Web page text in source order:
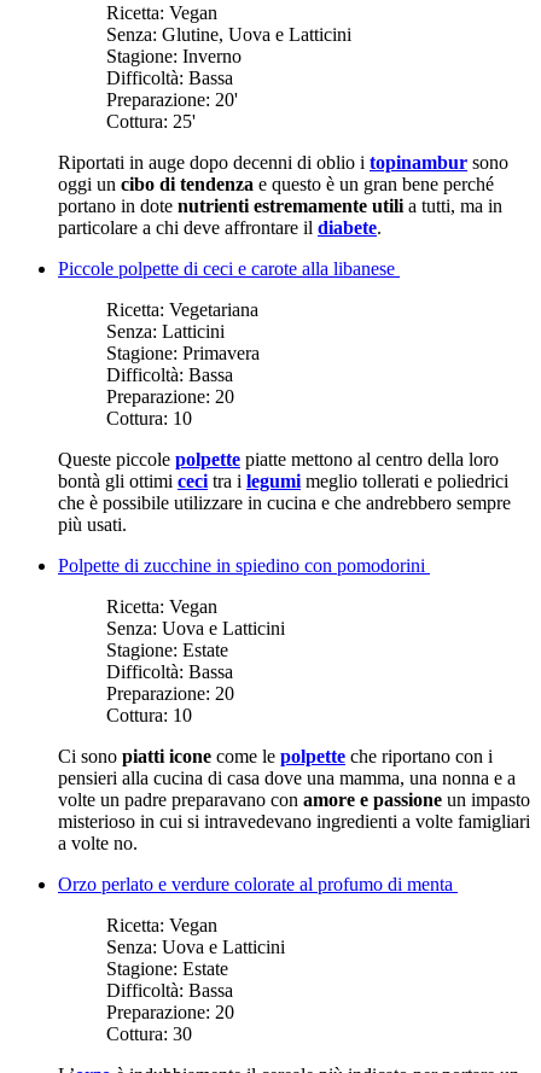
Ricetta: Vegan
Senza: Glutine, Uova e Latticini
Stagione: Inverno
Difficoltà: Bassa
Preparazione: 20'
Cottura: 25'
Riportati in auge dopo decenni di oblio i topinambur sono
oggi un cibo di tendenza e questo è un gran bene perché
portano in dote nutrienti estremamente utili a tutti, ma in
particolare a chi deve affrontare il diabete.
Piccole polpette di ceci e carote alla libanese
Ricetta: Vegetariana
Senza: Latticini
Stagione: Primavera
Difficoltà: Bassa
Preparazione: 20
Cottura: 10
Queste piccole polpette piatte mettono al centro della loro
bontà gli ottimi ceci tra i legumi meglio tollerati e poliedrici
che è possibile utilizzare in cucina e che andrebbero sempre
più usati.
Polpette di zucchine in spiedino con pomodorini
Ricetta: Vegan
Senza: Uova e Latticini
Stagione: Estate
Difficoltà: Bassa
Preparazione: 20
Cottura: 10
Ci sono piatti icone come le polpette che riportano con i
pensieri alla cucina di casa dove una mamma, una nonna e a
volte un padre preparavano con amore e passione un impasto
misterioso in cui si intravedevano ingredienti a volte famigliari
a volte no.
Orzo perlato e verdure colorate al profumo di menta
Ricetta: Vegan
Senza: Uova e Latticini
Stagione: Estate
Difficoltà: Bassa
Preparazione: 20
Cottura: 30